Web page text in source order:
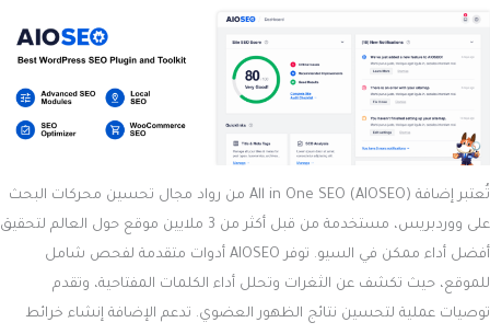
تُعتبر إضافة All in One SEO (AIOSEO) من رواد مجال تحسين محركات البحث
على ووردبريس، مستخدمة من قبل أكثر من 3 ملايين موقع حول العالم لتحقيق
أفضل أداء ممكن في السيو. توفر AIOSEO أدوات متقدمة لفحص شامل
للموقع، حيث تكشف عن الثغرات وتحلل أداء الكلمات المفتاحية، وتقدم
توصيات عملية لتحسين نتائج الظهور العضوي. تدعم الإضافة إنشاء خرائط